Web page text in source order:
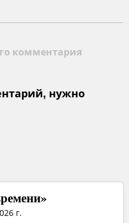
комментария
нужно
г.